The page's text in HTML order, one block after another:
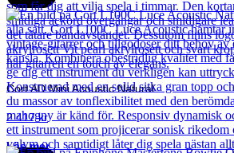
Cort AD Mini Acoustic Natural
2 417kr
Läs mer